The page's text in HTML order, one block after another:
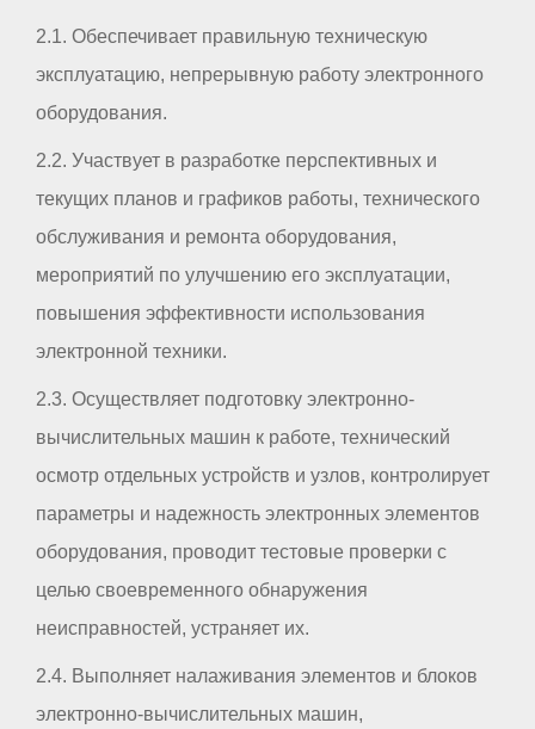
2.1. Обеспечивает правильную техническую
эксплуатацию, непрерывную работу электронного
оборудования.
2.2. Участвует в разработке перспективных и
текущих планов и графиков работы, технического
обслуживания и ремонта оборудования,
мероприятий по улучшению его эксплуатации,
повышения эффективности использования
электронной техники.
2.3. Осуществляет подготовку электронно-
вычислительных машин к работе, технический
осмотр отдельных устройств и узлов, контролирует
параметры и надежность электронных элементов
оборудования, проводит тестовые проверки с
целью своевременного обнаружения
неисправностей, устраняет их.
2.4. Выполняет налаживания элементов и блоков
электронно-вычислительных машин,